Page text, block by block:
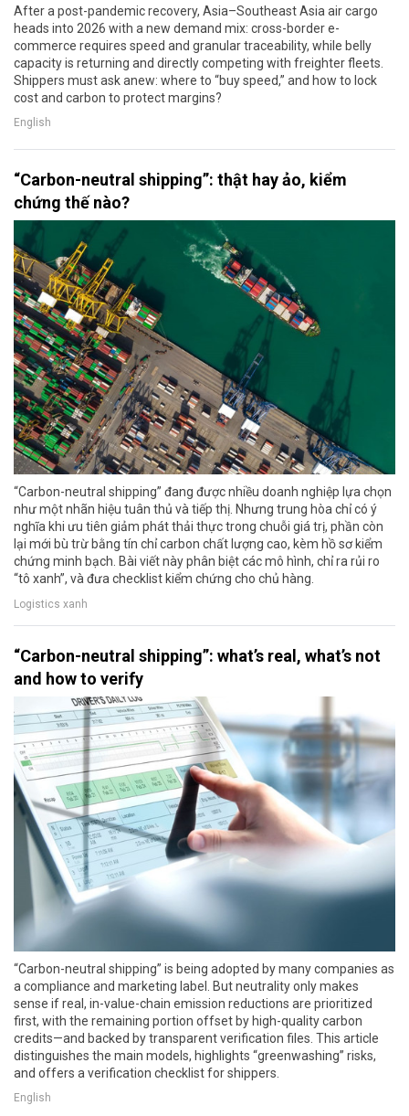
After a post-pandemic recovery, Asia–Southeast Asia air cargo
heads into 2026 with a new demand mix: cross-border e-
commerce requires speed and granular traceability, while belly
capacity is returning and directly competing with freighter fleets.
Shippers must ask anew: where to “buy speed,” and how to lock
cost and carbon to protect margins?
English
“Carbon-neutral shipping”: thật hay ảo, kiểm
chứng thế nào?
“Carbon-neutral shipping” đang được nhiều doanh nghiệp lựa chọn
như một nhãn hiệu tuân thủ và tiếp thị. Nhưng trung hòa chỉ có ý
nghĩa khi ưu tiên giảm phát thải thực trong chuỗi giá trị, phần còn
lại mới bù trừ bằng tín chỉ carbon chất lượng cao, kèm hồ sơ kiểm
chứng minh bạch. Bài viết này phân biệt các mô hình, chỉ ra rủi ro
“tô xanh”, và đưa checklist kiểm chứng cho chủ hàng.
Logistics xanh
“Carbon-neutral shipping”: what’s real, what’s not
and how to verify
“Carbon-neutral shipping” is being adopted by many companies as
a compliance and marketing label. But neutrality only makes
sense if real, in-value-chain emission reductions are prioritized
first, with the remaining portion offset by high-quality carbon
credits—and backed by transparent verification files. This article
distinguishes the main models, highlights “greenwashing” risks,
and offers a verification checklist for shippers.
English